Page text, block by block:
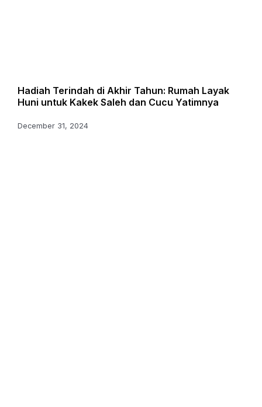
Hadiah Terindah di Akhir Tahun: Rumah Layak
Huni untuk Kakek Saleh dan Cucu Yatimnya
December 31, 2024